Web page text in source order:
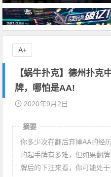
【蜗牛扑克】德州扑克
牌，哪怕是AA!
2020年9月2日
摘要
你多少次在翻后弃掉AA的经
的起手牌有多难，但如果翻
牌后的下注来看，你可能处
A+